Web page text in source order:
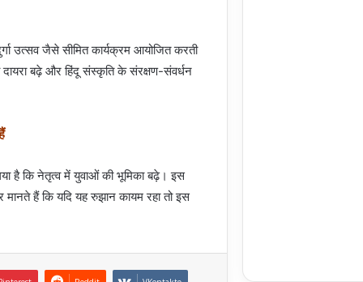
उत्सव जैसे सीमित कार्यक्रम आयोजित करती
बढ़े और हिंदू संस्कृति के संरक्षण-संवर्धन
है कि नेतृत्व में युवाओं की भूमिका बढ़े। इस
हैं कि यदि यह रुझान कायम रहा तो इस